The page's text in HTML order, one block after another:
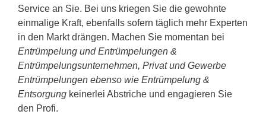
Service an Sie. Bei uns kriegen Sie die gewohnte
einmalige Kraft, ebenfalls sofern täglich mehr Experten
in den Markt drängen. Machen Sie momentan bei
Entrümpelung und Entrümpelungen &
Entrümpelungsunternehmen, Privat und Gewerbe
Entrümpelungen ebenso wie Entrümpelung &
Entsorgung keinerlei Abstriche und engagieren Sie
den Profi.